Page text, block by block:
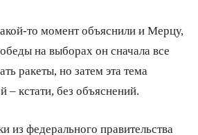
то момент объяснили и Мерцу,
на выборах он сначала все
ракеты, но затем эта тема
– кстати, без объяснений.
из федерального правительства